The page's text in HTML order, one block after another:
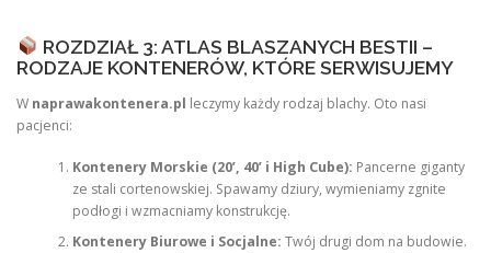
ROZDZIAŁ 3: ATLAS BLASZANYCH BESTII –
RODZAJE KONTENERÓW, KTÓRE SERWISUJEMY
W naprawakontenera.pl leczymy każdy rodzaj blachy. Oto nasi
pacjenci:
Kontenery Morskie (20’, 40’ i High Cube): Pancerne giganty
ze stali cortenowskiej. Spawamy dziury, wymieniamy zgnite
podłogi i wzmacniamy konstrukcję.
Kontenery Biurowe i Socjalne: Twój drugi dom na budowie.